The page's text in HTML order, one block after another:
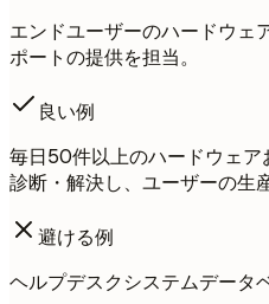
エンドユーザーのハードウェ
ポートの提供を担当。
良い例
毎日50件以上のハードウェ
診断・解決し、ユーザーの生
避ける例
ヘルプデスクシステムデータ